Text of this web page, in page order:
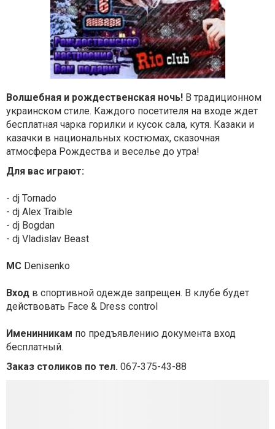
Волшебная и рождественская ночь! В традиционном
украинском стиле. Каждого посетителя на входе ждет
бесплатная чарка горилки и кусок сала, кутя. Казаки и
казачки в национальных костюмах, сказочная
атмосфера Рождества и веселье до утра!
Для вас играют:
- dj Tornado
- dj Alex Traible
- dj Bogdan
- dj Vladislav Beast
MC Denisenko
Вход в спортивной одежде запрещен. В клубе будет
действовать Face & Dress control
Именинникам по предъявлению документа вход
бесплатный.
Заказ столиков по тел. 067-375-43-88